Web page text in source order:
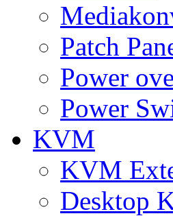
Patch
Power
Power
KVM
KVM
Desktop